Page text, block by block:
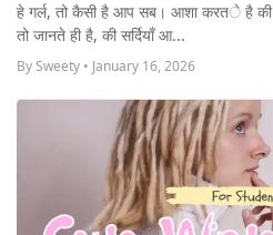
MORE
हे गर्ल, तो कैसी है आप सब। आशा करते है
तो जानते ही है, की सर्दियाँ आ...
By Sweety • January 16, 2026